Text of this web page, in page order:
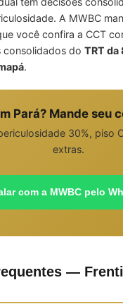
A MWBC
você confira a CCT
consolidados do TRT da
.
Pará? Mande seu
30%, piso
extras.
com a MWBC pelo
—